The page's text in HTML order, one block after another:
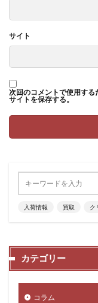
サイト
次回のコメントで使用する
サイトを保存する。
入荷情報 買取 ク
カテゴリー
コラム